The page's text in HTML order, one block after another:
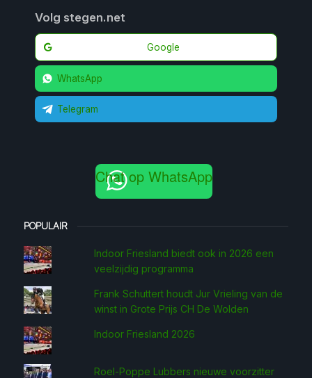
Volg stegen.net
Google
WhatsApp
Telegram
Chat op WhatsApp
POPULAIR
Indoor Friesland biedt ook in 2026 een
veelzijdig programma
Frank Schuttert houdt Jur Vrieling van de
winst in Grote Prijs CH De Wolden
Indoor Friesland 2026
Roel-Poppe Lubbers nieuwe voorzitter